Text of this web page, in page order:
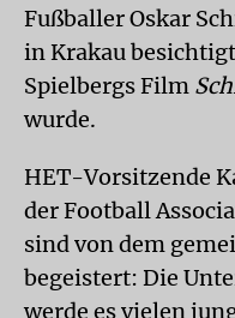
Fußballer Oskar
in Krakau
Spielbergs Film
wurde.
HET-Vorsitzende
der Football
sind von dem
begeistert: Die
werde es vielen